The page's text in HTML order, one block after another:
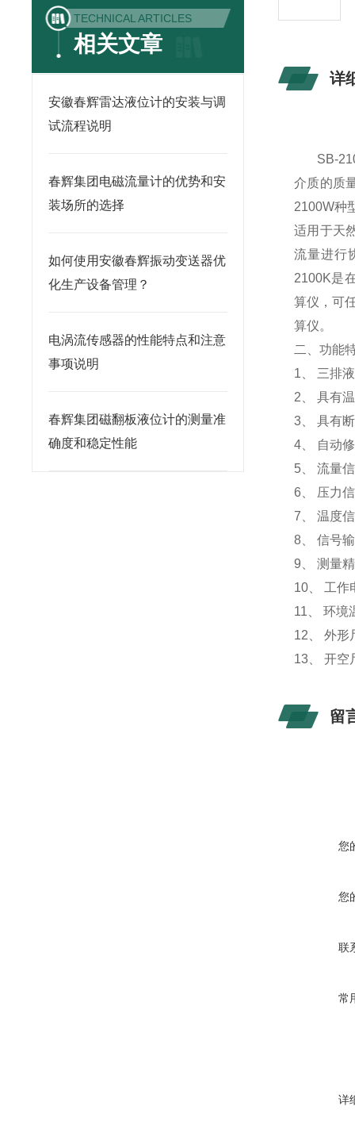
TECHNICAL ARTICLES
相关文章
安徽春辉雷达液位计的安装与调
试流程说明
春辉集团电磁流量计的优势和安
装场所的选择
如何使用安徽春辉振动变送器优
化生产设备管理？
电涡流传感器的性能特点和注意
事项说明
春辉集团磁翻板液位计的测量准
确度和稳定性能
详
SB-
介质的质
2100W种
适用于天
流量进行
2100K是
算仪，可
算仪。
二、功能
1、 三排
2、 具有
3、 具有
4、 自动
5、 流量
6、 压力
7、 温度
8、 信号
9、 测量
10、 工作
11、 环境
12、 外形
13、 开空
留
您
您
联
常
详